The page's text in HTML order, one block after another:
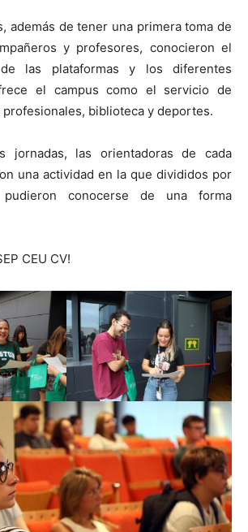
además de tener una primera toma de
y profesores, conocieron el
de las plataformas y los diferentes
el campus como el servicio de
profesionales, biblioteca y deportes.
jornadas, las orientadoras de cada
una actividad en la que divididos por
conocerse de una forma
CEU CV!